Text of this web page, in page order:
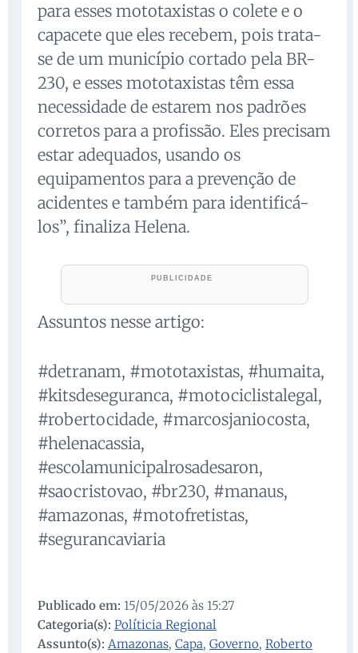
para esses mototaxistas o colete e o
capacete que eles recebem, pois trata-
se de um município cortado pela BR-
230, e esses mototaxistas têm essa
necessidade de estarem nos padrões
corretos para a profissão. Eles precisam
estar adequados, usando os
equipamentos para a prevenção de
acidentes e também para identificá-
los”, finaliza Helena.
Assuntos nesse artigo:
#detranam, #mototaxistas, #humaita,
#kitsdeseguranca, #motociclistalegal,
#robertocidade, #marcosjaniocosta,
#helenacassia,
#escolamunicipalrosadesaron,
#saocristovao, #br230, #manaus,
#amazonas, #motofretistas,
#segurancaviaria
Publicado em: 15/05/2026 às 15:27
Categoria(s): Políticia Regional
Assunto(s): Amazonas, Capa, Governo, Roberto